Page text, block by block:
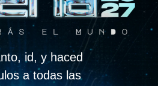
id, y haced
a todas las